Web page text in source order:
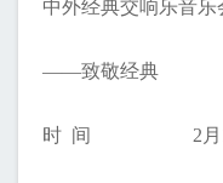
中外经典交响乐音乐
——致敬经典
时 间 2